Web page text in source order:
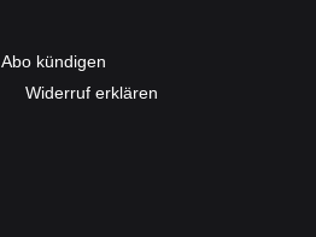
Abo kündigen
Widerruf erklären